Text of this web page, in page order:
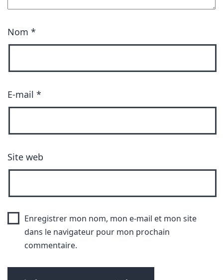
Nom *
E-mail *
Site web
Enregistrer mon nom, mon e-mail et mon site
dans le navigateur pour mon prochain
commentaire.